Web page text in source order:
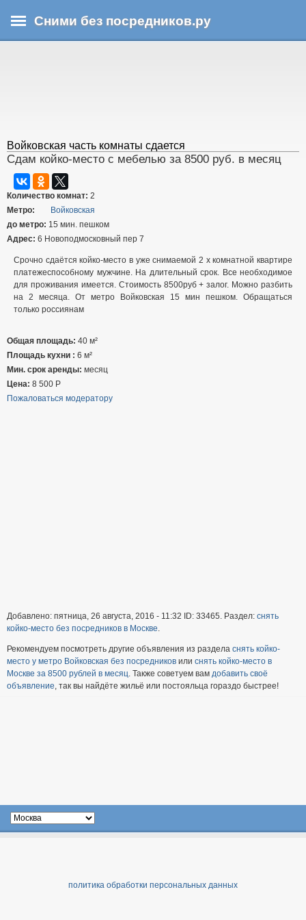
к
основному
Сними без посредников.ру
Войковская часть комнаты сдается
Сдам койко-место с мебелью за 8500 руб. в месяц
Количество комнат: 2
Метро:
Войковская
до метро: 15 мин. пешком
Адрес: 6 Новоподмосковный пер 7
Срочно сдаётся койко-место в уже снимаемой 2 х комнатной квартире
платежеспособному мужчине. На длительный срок. Все необходимое
для проживания имеется. Стоимость 8500руб + залог. Можно разбить
на 2 месяца. От метро Войковская 15 мин пешком. Обращаться
только россиянам
Общая площадь: 40 м²
Площадь кухни : 6 м²
Мин. срок аренды: месяц
Цена: 8 500 Р
Пожаловаться модератору
Добавлено: пятница, 26 августа, 2016 - 11:32 ID: 33465. Раздел: снять
койко-место без посредников в Москве.
Рекомендуем посмотреть другие объявления из раздела снять койко-
место у метро Войковская без посредников или снять койко-место в
Москве за 8500 рублей в месяц. Также советуем вам добавить своё
объявление, так вы найдёте жильё или постояльца гораздо быстрее!
политика обработки персональных данных